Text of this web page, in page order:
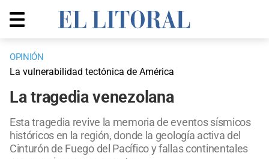
OPINIÓN
La vulnerabilidad tectónica de América
La tragedia venezolana
Esta tragedia revive la memoria de eventos sísmicos
históricos en la región, donde la geología activa del
Cinturón de Fuego del Pacífico y fallas continentales